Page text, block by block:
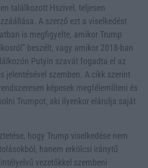
találkozott Hszivel, teljesen
A szerző ezt a viselkedést
is megfigyelte, amikor Trump
beszélt, vagy amikor 2018-ban
Putyin szavát fogadta el az
jelentésével szemben. A cikk szerint
képesek megfélemlíteni és
Trumpot, aki ilyenkor elárulja saját
hogy Trump viselkedése nem
hanem erkölcsi iránytű
vezetőkkel szembeni